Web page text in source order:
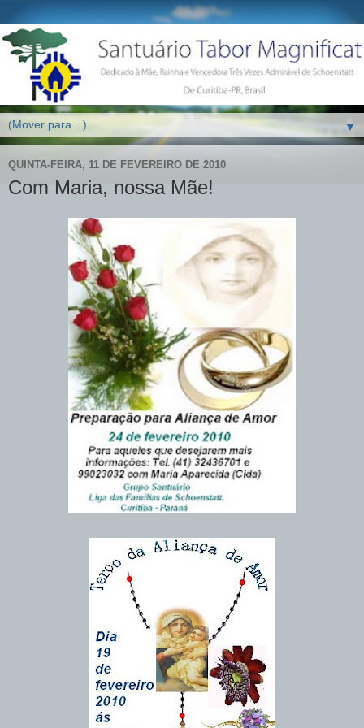
▼
QUINTA-FEIRA, 11 DE FEVEREIRO DE 2010
Com Maria, nossa Mãe!